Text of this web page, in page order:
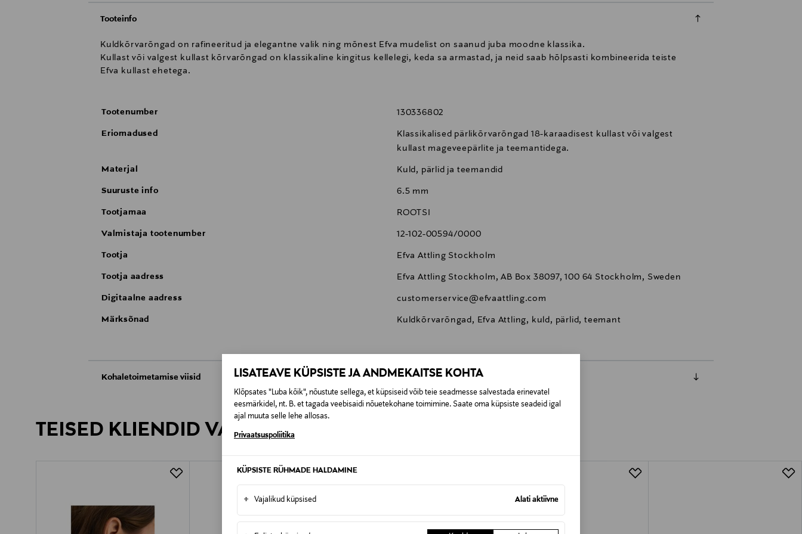
LISATEAVE KÜPSISTE JA ANDMEKAITSE KOHTA
Klõpsates "Luba kõik", nõustute sellega, et küpsiseid võib teie seadmesse salvestada erinevatel
eesmärkidel, nt. B. et tagada veebisaidi nõuetekohane toimimine. Saate oma küpsiste seadeid igal
ajal muuta selle lehe allosas.
Privaatsuspoliitika
KÜPSISTE RÜHMADE HALDAMINE
+ Vajalikud küpsised Alati aktiivne
Tooteinfo
Kuldkõrvarõngad on rafineeritud ja elegantne valik ning mõnest Efva mudelist on saanud juba moodne klassika.
Kullast või valgest kullast kõrvarõngad on klassikaline kingitus kellelegi, keda sa armastad, ja neid saab hõlpsasti kombineerida teiste
Efva kullast ehetega.
Tootenumber 130336802
Eriomadused
Klassikalised pärlikõrvarõngad 18-karaadisest kullast või valgest
kullast mageveepärlite ja teemantidega.
Materjal Kuld, pärlid ja teemandid
Suuruste info 6.5 mm
Tootjamaa ROOTSI
Valmistaja tootenumber 12-102-00594/0000
Tootja Efva Attling Stockholm
Tootja aadress Efva Attling Stockholm, AB Box 38097, 100 64 Stockholm, Sweden
Digitaalne aadress customerservice@efvaattling.com
Märksõnad Kuldkõrvarõngad, Efva Attling, kuld, pärlid, teemant
Kohaletoimetamise viisid
0,00 €
Tarnimine pakiautomaati või postkontorisse
TEISED KLIENDID VAATASID KA